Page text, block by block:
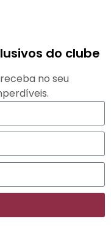
do clube
no seu